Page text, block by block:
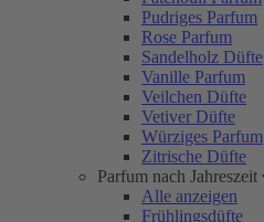
Pudriges Parfum
Rose Parfum
Sandelholz Düfte
Vanille Parfum
Veilchen Düfte
Vetiver Düfte
Würziges Parfum
Zitrische Düfte
Parfum nach Jahreszeit
Alle anzeigen
Frühlingsdüfte